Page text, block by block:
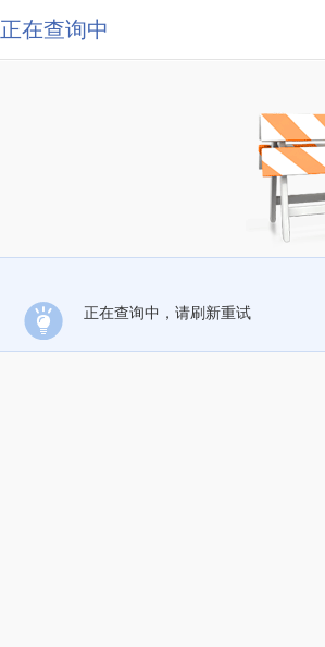
正在查询中
正在查询中，请刷新重试